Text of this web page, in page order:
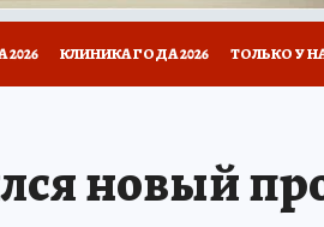
КЛИНИКА ГОДА 2026 ТОЛЬКО У
новый